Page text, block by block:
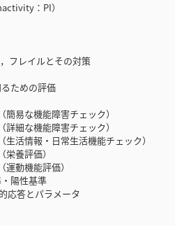
：PI）
フレイルとその対策
ための評価
易な機能障害チェック）
細な機能障害チェック）
活情報・日常生活機能チェック）
養評価）
動機能評価）
陽性基準
応答とパラメータ